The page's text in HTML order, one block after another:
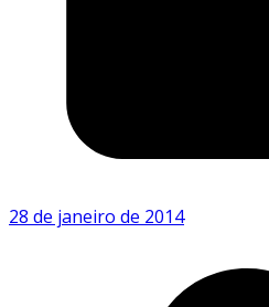
28 de janeiro de 2014